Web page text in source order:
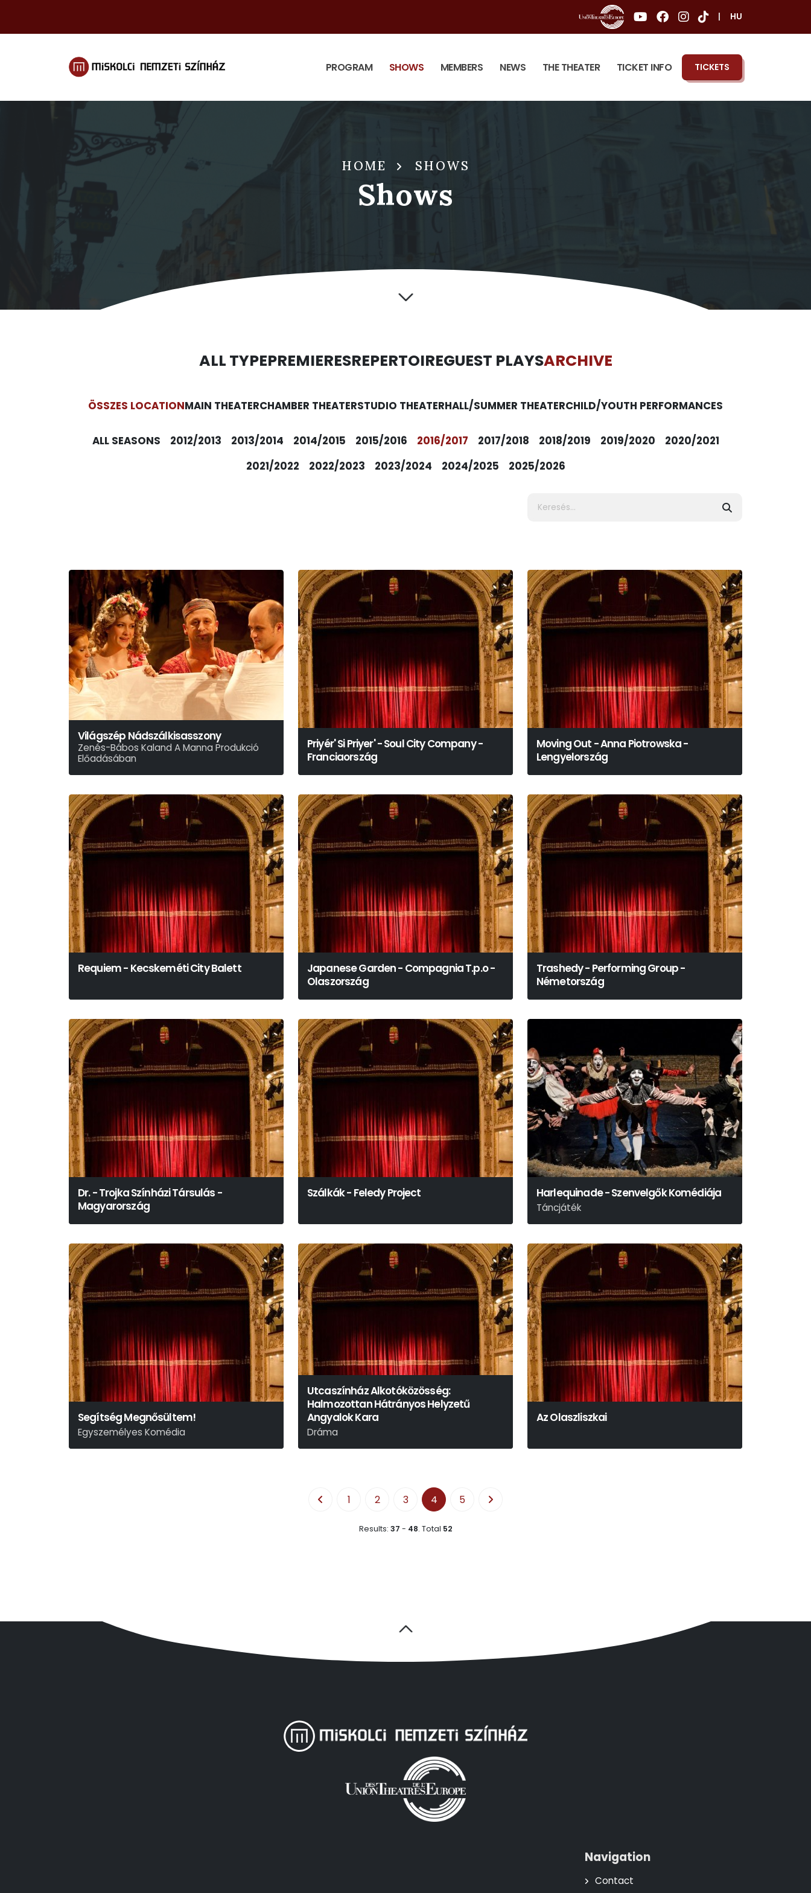
HU
PROGRAM SHOWS MEMBERS NEWS THE THEATER TICKET INFO TICKETS
HOME SHOWS
Shows
ALL TYPEPREMIERESREPERTOIREGUEST PLAYSARCHIVE
ÖSSZES LOCATIONMAIN THEATERCHAMBER THEATERSTUDIO THEATERHALL/SUMMER THEATERCHILD/YOUTH PERFORMANCES
ALL SEASONS 2012/2013 2013/2014 2014/2015 2015/2016 2016/2017 2017/2018 2018/2019 2019/2020
2020/2021
2021/2022
2022/2023 2023/2024 2024/2025 2025/2026
Világszép Nádszálkisasszony
Zenés-Bábos Kaland A Manna Produkció
Előadásában
Litvai Nelli
Priyér' Si Priyer' - Soul City Company -
Franciaország
Moving Out - Anna Piotrowska -
Lengyelország
Requiem - Kecskeméti City Balett
Japanese Garden - Compagnia T.p.o -
Olaszország
Trashedy - Performing Group -
Németország
Dr. - Trojka Színházi Társulás -
Magyarország
Szálkák - Feledy Project Harlequinade - Szenvelgők Komédiája
Táncjáték
Segítség Megnősültem!
Egyszemélyes Komédia
Sebestyén Elemér
Utcaszínház Alkotóközösség:
Halmozottan Hátrányos Helyzetű
Angyalok Kara
Dráma
Bari Judit
Az Olaszliszkai
1 2 3 4 5
Results: 37 - 48. Total 52
Navigation
Contact